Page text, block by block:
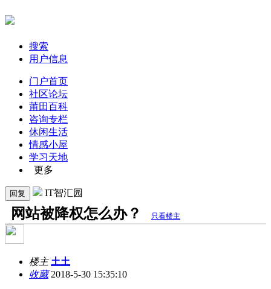
搜索
用户信息
门户首页
社区论坛
莆田百科
咨询专栏
休闲生活
情感小屋
学习天地
更多
回复 IT智汇园
网站被降权怎么办？ 只看楼主
楼主 土土
收藏2018-5-30 15:35:10